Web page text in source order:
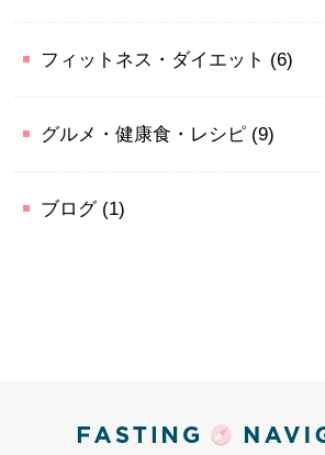
フィットネス・ダイエット (6)
グルメ・健康食・レシピ (9)
ブログ(1)